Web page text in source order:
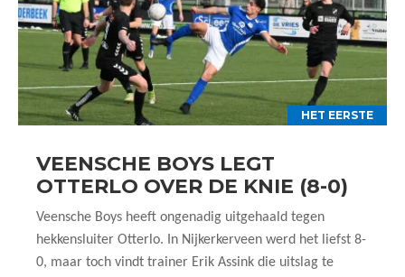
HET EERSTE
VEENSCHE BOYS LEGT
OTTERLO OVER DE KNIE (8-0)
Veensche Boys heeft ongenadig uitgehaald tegen
hekkensluiter Otterlo. In Nijkerkerveen werd het liefst 8-
0, maar toch vindt trainer Erik Assink die uitslag te